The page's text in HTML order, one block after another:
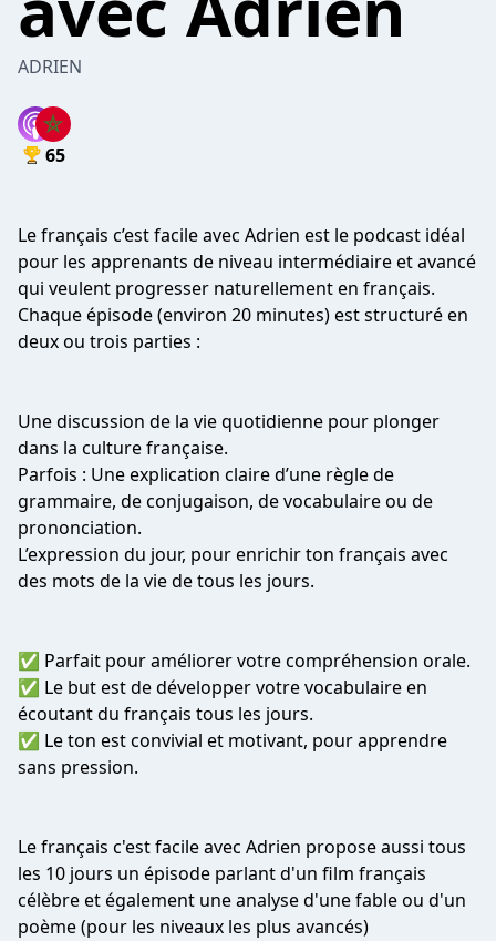
ADRIEN
65
Le français c’est facile avec Adrien est le podcast idéal
pour les apprenants de niveau intermédiaire et avancé
qui veulent progresser naturellement en français.
Chaque épisode (environ 20 minutes) est structuré en
deux ou trois parties :
Une discussion de la vie quotidienne pour plonger
dans la culture française.
Parfois : Une explication claire d’une règle de
grammaire, de conjugaison, de vocabulaire ou de
prononciation.
L’expression du jour, pour enrichir ton français avec
des mots de la vie de tous les jours.
✅ Parfait pour améliorer votre compréhension orale.
✅ Le but est de développer votre vocabulaire en
écoutant du français tous les jours.
✅ Le ton est convivial et motivant, pour apprendre
sans pression.
Le français c'est facile avec Adrien propose aussi tous
les 10 jours un épisode parlant d'un film français
célèbre et également une analyse d'une fable ou d'un
poème (pour les niveaux les plus avancés)